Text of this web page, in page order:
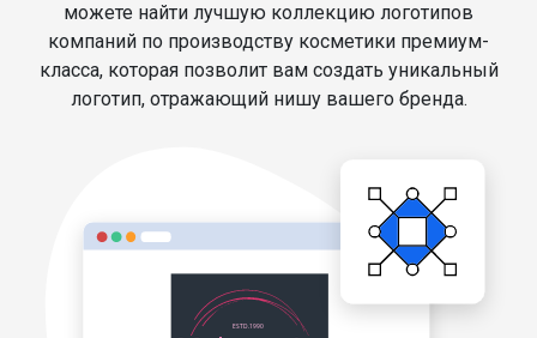
можете найти лучшую коллекцию логотипов
компаний по производству косметики премиум-
класса, которая позволит вам создать уникальный
логотип, отражающий нишу вашего бренда.